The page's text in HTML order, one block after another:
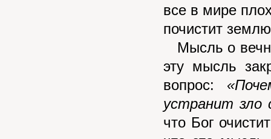
все в мире
почистит
Мысль о
эту мысль
вопрос:
устранит зло
что Бог